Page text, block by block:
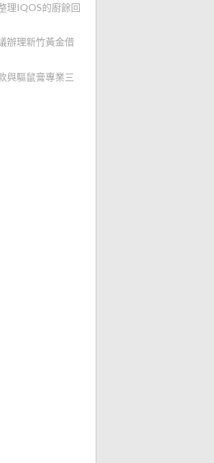
理IQOS的廚餘回
辦理新竹黃金借
與驅鼠膏專業三